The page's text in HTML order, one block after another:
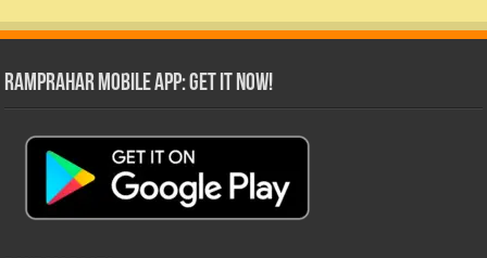
RamPrahar Mobile App: Get it Now!